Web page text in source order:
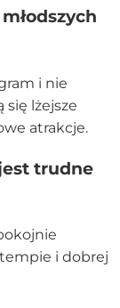
i nie
się lżejsze
atrakcje.
trudne
tempie i dobrej